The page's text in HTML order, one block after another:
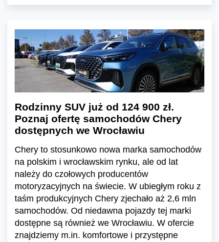
Rodzinny SUV już od 124 900 zł.
Poznaj ofertę samochodów Chery
dostępnych we Wrocławiu
Chery to stosunkowo nowa marka samochodów
na polskim i wrocławskim rynku, ale od lat
należy do czołowych producentów
motoryzacyjnych na świecie. W ubiegłym roku z
taśm produkcyjnych Chery zjechało aż 2,6 mln
samochodów. Od niedawna pojazdy tej marki
dostępne są również we Wrocławiu. W ofercie
znajdziemy m.in. komfortowe i przystępne